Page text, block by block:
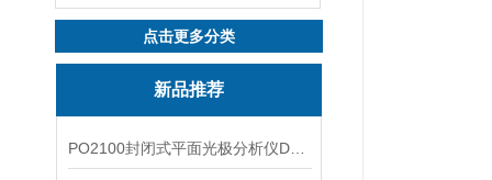
点击更多分类
新品推荐